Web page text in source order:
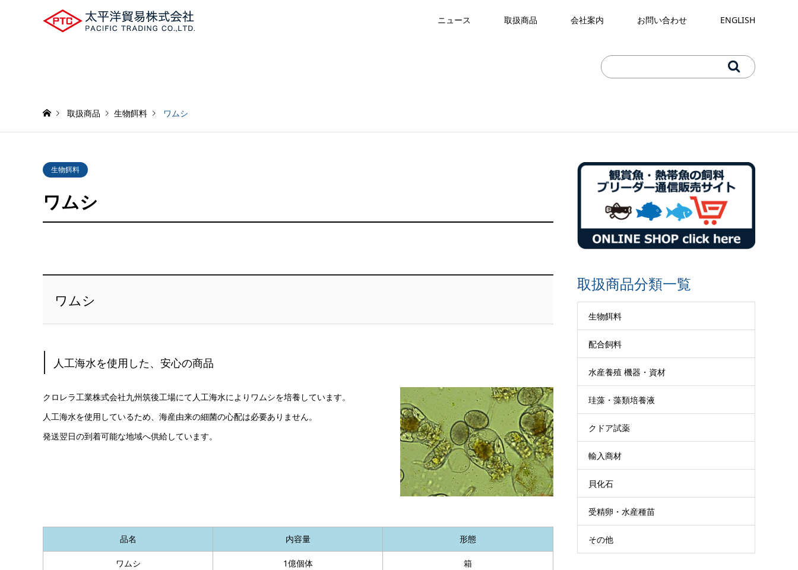
ニュース 取扱商品 会社案内 お問い合わせ ENGLISH
取扱商品 生物餌料 ワムシ
生物餌料
ワムシ
ワムシ
人工海水を使用した、安心の商品
クロレラ工業株式会社九州筑後工場にて人工海水によりワムシを培養しています。
人工海水を使用しているため、海産由来の細菌の心配は必要ありません。
発送翌日の到着可能な地域へ供給しています。
品名 内容量 形態
ワムシ 1億個体 箱
取扱商品分類一覧
生物餌料
配合飼料
水産養殖 機器・資材
珪藻・藻類培養液
クドア試薬
輸入商材
貝化石
受精卵・水産種苗
その他